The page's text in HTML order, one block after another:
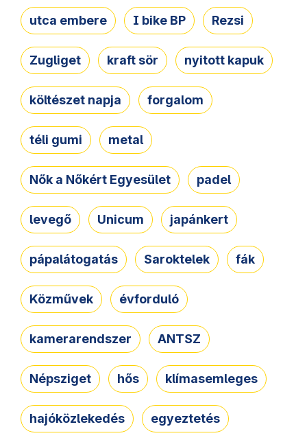
utca embere I bike BP Rezsi
Zugliget kraft sör nyitott kapuk
költészet napja forgalom
téli gumi metal
Nők a Nőkért Egyesület padel
levegő Unicum japánkert
pápalátogatás Saroktelek fák
Közművek évforduló
kamerarendszer ANTSZ
Népsziget hős klímasemleges
hajóközlekedés egyeztetés